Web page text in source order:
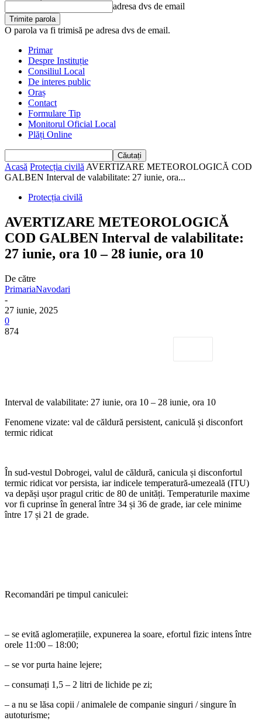
adresa dvs de email
O parola va fi trimisă pe adresa dvs de email.
Primar
Despre Instituție
Consiliul Local
De interes public
Oraș
Contact
Formulare Tip
Monitorul Oficial Local
Plăți Online
Acasă Protecția civilă AVERTIZARE METEOROLOGICĂ COD
GALBEN Interval de valabilitate: 27 iunie, ora...
Protecția civilă
AVERTIZARE METEOROLOGICĂ
COD GALBEN Interval de valabilitate:
27 iunie, ora 10 – 28 iunie, ora 10
De către
PrimariaNavodari
-
27 iunie, 2025
0
874
Interval de valabilitate: 27 iunie, ora 10 – 28 iunie, ora 10
Fenomene vizate: val de căldură persistent, caniculă și disconfort
termic ridicat
În sud-vestul Dobrogei, valul de căldură, canicula și disconfortul
termic ridicat vor persista, iar indicele temperatură-umezeală (ITU)
va depăși ușor pragul critic de 80 de unități. Temperaturile maxime
vor fi cuprinse în general între 34 și 36 de grade, iar cele minime
între 17 și 21 de grade.
Recomandări pe timpul caniculei:
– se evită aglomerațiile, expunerea la soare, efortul fizic intens între
orele 11:00 – 18:00;
– se vor purta haine lejere;
– consumați 1,5 – 2 litri de lichide pe zi;
– a nu se lăsa copii / animalele de companie singuri / singure în
autoturisme;